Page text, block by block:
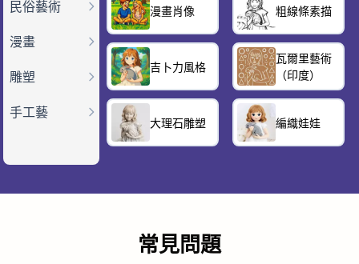
民俗藝術
漫畫
雕塑
手工藝
漫畫肖像 粗線條素描
吉卜力風格
瓦爾里藝術
（印度）
大理石雕塑 編織娃娃
常見問題